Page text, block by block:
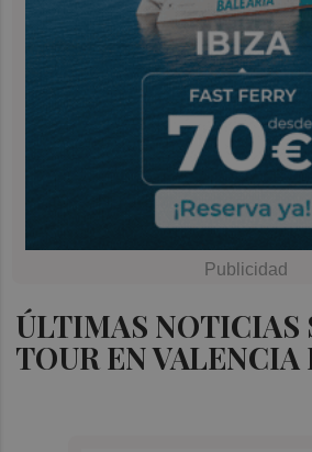
ÚLTIMAS NOTICIAS
TOUR EN VALENCIA